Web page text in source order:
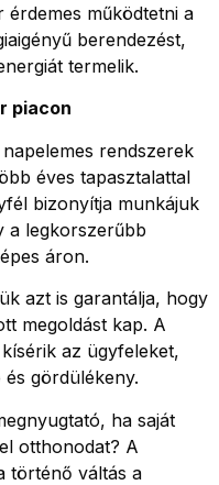
működtetni a
berendezést,
termelik.
piacon
rendszerek
éves tapasztalattal
bizonyítja munkájuk
a legkorszerűbb
áron.
azt is garantálja, hogy
megoldást kap. A
az ügyfeleket,
gördülékeny.
ha saját
otthonodat? A
történő váltás a